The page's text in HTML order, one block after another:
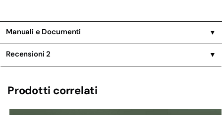
Manuali e Documenti ▼
Recensioni2 ▼
Prodotti correlati